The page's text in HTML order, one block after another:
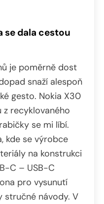
se dala cestou
je poměrně dost
snaží alespoň
gesto. Nokia X30
z recyklovaného
se mi líbí.
kde se výrobce
na konstrukci
C – USB-C
pro vysunutí
stručné návody. V